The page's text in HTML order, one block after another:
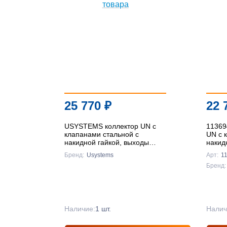
25 770 ₽
USYSTEMS коллектор UN с
клапанами стальной с
накидной гайкой, выходы
Бренд: Usystems
Наличие:1 шт.
22
UN с
Арт:
Бренд: